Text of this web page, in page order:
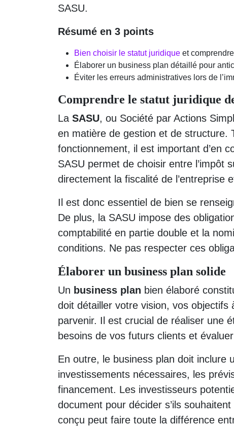
SASU.
Résumé en 3 points
Bien choisir le statut juridique et
Élaborer un business plan détaillé pour
Éviter les erreurs administratives lors de
Comprendre le statut juridique
La SASU, ou Société par Actions
en matière de gestion et de structure.
fonctionnement, il est important d’en
SASU permet de choisir entre l’impôt
directement la fiscalité de l’entreprise
Il est donc essentiel de bien se
De plus, la SASU impose des
comptabilité en partie double et la
conditions. Ne pas respecter ces
Élaborer un business plan solide
Un business plan bien élaboré
doit détailler votre vision, vos
parvenir. Il est crucial de réaliser une
besoins de vos futurs clients et
En outre, le business plan doit inclure
investissements nécessaires, les
financement. Les investisseurs
document pour décider s’ils
conçu peut faire toute la différence